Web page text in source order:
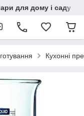
для дому і саду
Кухонні